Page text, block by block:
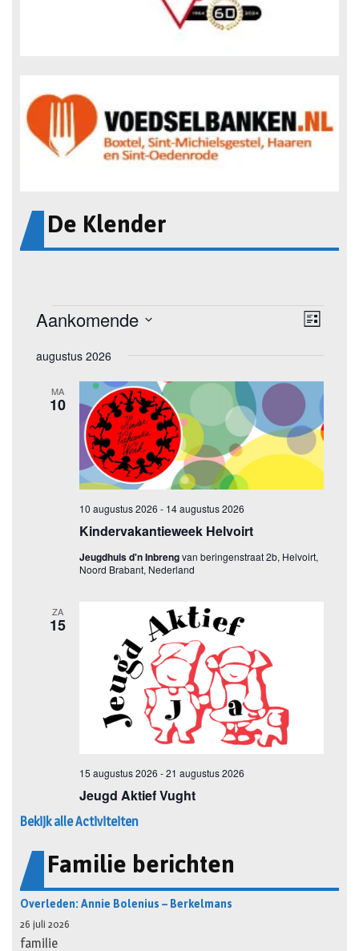
De Klender
Bekijk alle Activiteiten
Familie berichten
Overleden: Annie Bolenius – Berkelmans
26 juli 2026
familie